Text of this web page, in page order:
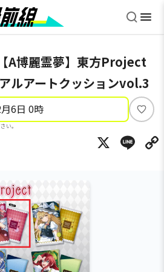
A博麗霊夢】東方Project
ルアートクッションvol.3
6日 0時
い。
い
ね
X